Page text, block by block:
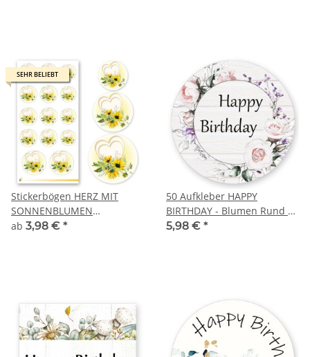
SEHR BELIEBT
SEHR BELIEBT
Stickerbögen HERZ MIT
SONNENBLUMEN
Blumenmotiv
ab 3,98 € *
50 Aufkleber HAPPY
BIRTHDAY - Blumen Rund Ø
4,5 cm
5,98 € *